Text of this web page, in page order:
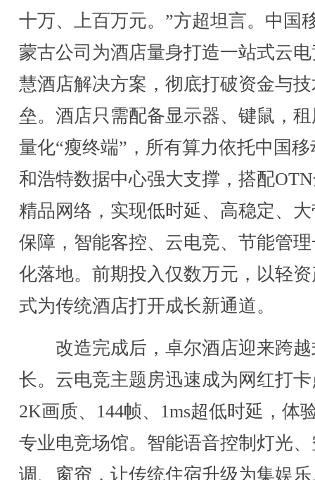
十万、上百万元。”方超坦言。中国
蒙古公司为酒店量身打造一站式云
慧酒店解决方案，彻底打破资金与
垒。酒店只需配备显示器、键鼠，
量化“瘦终端”，所有算力依托中国移
和浩特数据中心强大支撑，搭配
精品网络，实现低时延、高稳定、
保障，智能客控、云电竞、节能管
化落地。前期投入仅数万元，以轻
式为传统酒店打开成长新通道。
改造完成后，卓尔酒店迎来跨越
长。云电竞主题房迅速成为网红打
2K画质、144帧、1ms超低时延，体
专业电竞场馆。智能语音控制灯光
调、窗帘，让传统住宿升级为集娱